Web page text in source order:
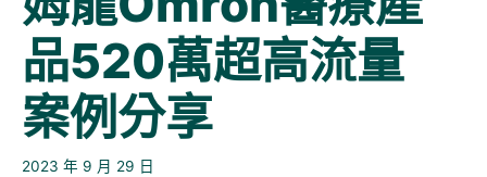
品520萬超高流量
案例分享
2023 年 9 月 29 日